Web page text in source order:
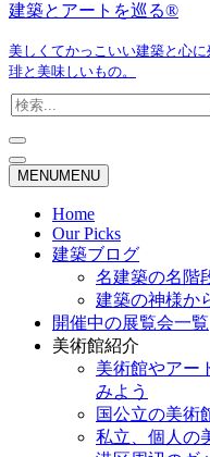
建築とアートを巡る®
美しくてかっこいい建築と心
琲と美味しいもの。
検
索...
ナ
ビ
ゲ
ナ
ビ
MENUMENU
Home
Our Picks
建築ブログ
名建築の名階
建築の神様か
開催中の展覧会一覧
美術館紹介
美術館やアー
みよう
国公立の美術
私立、個人の